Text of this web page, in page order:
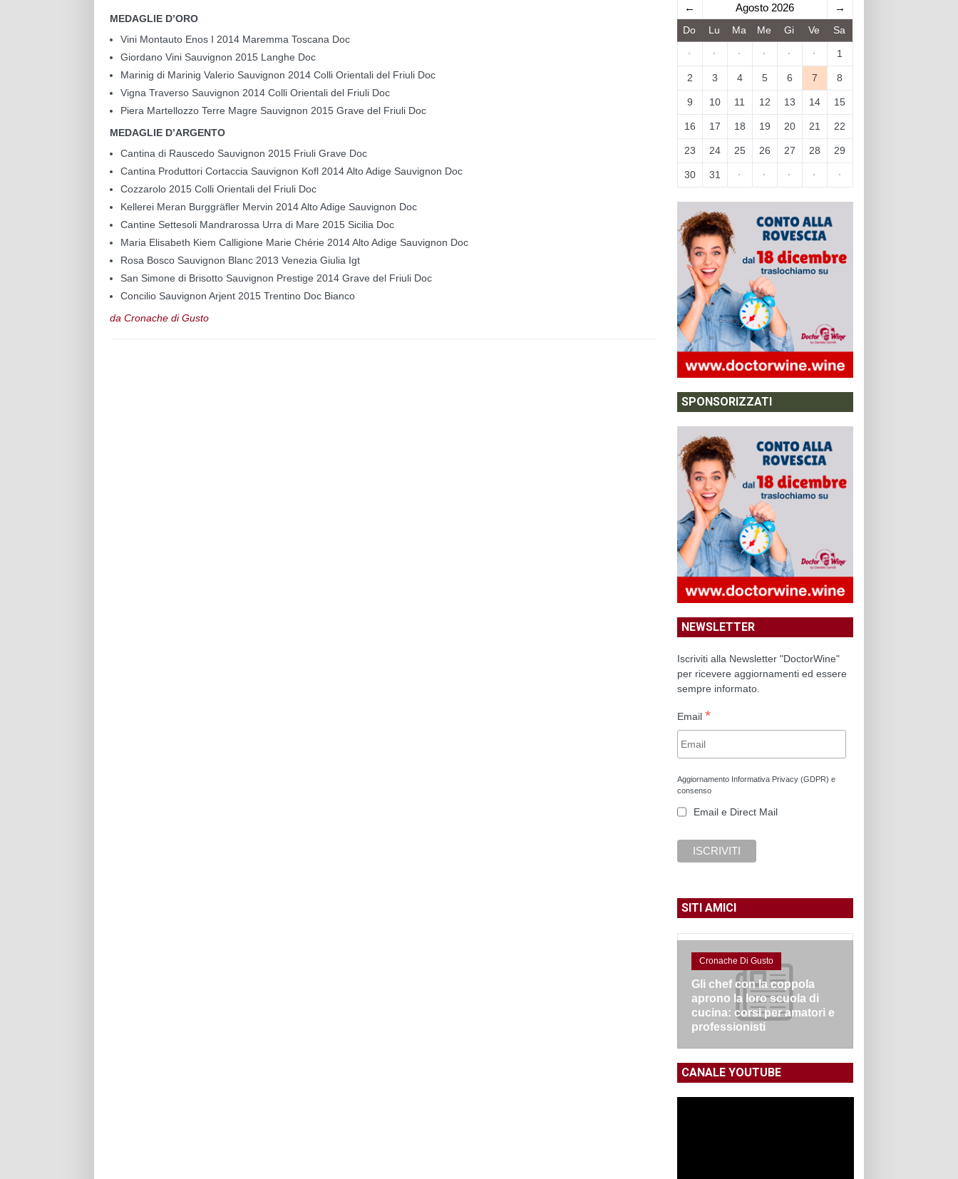
MEDAGLIE D’ORO
Vini Montauto Enos I 2014 Maremma Toscana Doc
Giordano Vini Sauvignon 2015 Langhe Doc
Marinig di Marinig Valerio Sauvignon 2014 Colli Orientali del Friuli Doc
Vigna Traverso Sauvignon 2014 Colli Orientali del Friuli Doc
Piera Martellozzo Terre Magre Sauvignon 2015 Grave del Friuli Doc
MEDAGLIE D’ARGENTO
Cantina di Rauscedo Sauvignon 2015 Friuli Grave Doc
Cantina Produttori Cortaccia Sauvignon Kofl 2014 Alto Adige Sauvignon Doc
Cozzarolo 2015 Colli Orientali del Friuli Doc
Kellerei Meran Burggräfler Mervin 2014 Alto Adige Sauvignon Doc
Cantine Settesoli Mandrarossa Urra di Mare 2015 Sicilia Doc
Maria Elisabeth Kiem Calligione Marie Chérie 2014 Alto Adige Sauvignon Doc
Rosa Bosco Sauvignon Blanc 2013 Venezia Giulia Igt
San Simone di Brisotto Sauvignon Prestige 2014 Grave del Friuli Doc
Concilio Sauvignon Arjent 2015 Trentino Doc Bianco
da Cronache di Gusto
← Agosto 2026 →
Do Lu Ma Me Gi Ve Sa
· · · · · · 1
2 3 4 5 6 7 8
9 10 11 12 13 14 15
16 17 18 19 20 21 22
23 24 25 26 27 28 29
30 31 · · · · ·
SPONSORIZZATI
NEWSLETTER
Iscriviti alla Newsletter "DoctorWine"
per ricevere aggiornamenti ed essere
sempre informato.
Email *
Aggiornamento Informativa Privacy (GDPR) e
consenso
Email e Direct Mail
SITI AMICI
Cronache Di Gusto
Gli chef con la coppola
aprono la loro scuola di
cucina: corsi per amatori e
professionisti
CANALE YOUTUBE